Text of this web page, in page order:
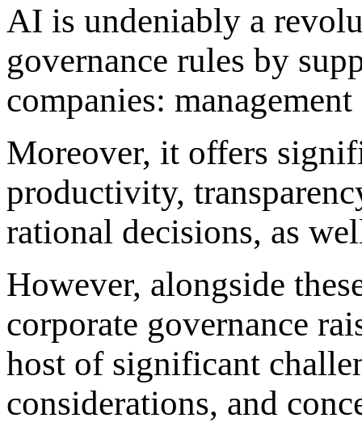
AI is undeniably a
governance rules by
companies:
Moreover, it offers
productivity,
rational decisions, as
However, alongside
corporate governance
host of significant
considerations, and